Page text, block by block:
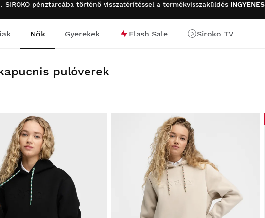
pénztárcába történő visszatérítéssel a termékvisszaküldés INGYENES
Nők Gyerekek Flash Sale
Siroko TV
pulóverek